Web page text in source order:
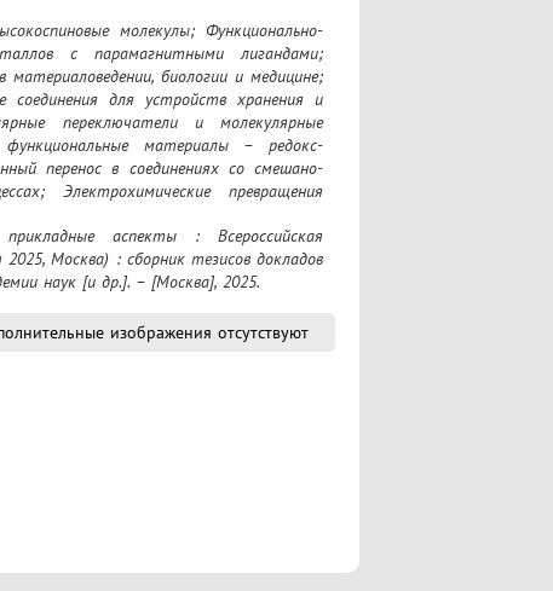
молекулы; Функционально-
с парамагнитными лигандами;
биологии и медицине;
соединения для устройств хранения и
переключатели и молекулярные
материалы – редокс-
перенос в соединениях со смешано-
Электрохимические превращения
Москва) : сборник тезисов докладов
наук [и др.]. – [Москва], 2025.
изображения отсутствуют